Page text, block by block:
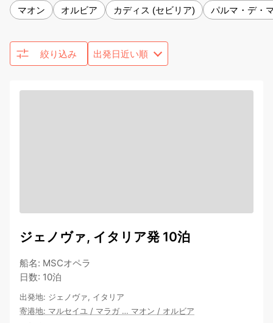
マオン オルビア カディス (セビリア) パルマ・デ・
絞り込み
ジェノヴァ, イタリア発 10泊
船名: MSCオペラ
日数: 10泊
出発地: ジェノヴァ, イタリア
寄港地: マルセイユ / マラガ … マオン / オルビア